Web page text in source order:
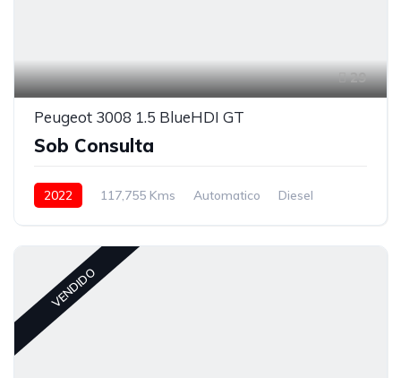
29
Peugeot 3008 1.5 BlueHDI GT
Sob Consulta
2022 117,755 Kms Automatico Diesel
VENDIDO